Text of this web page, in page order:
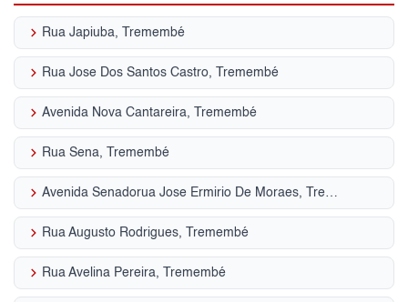
keyboard_arrow_right Rua Japiuba, Tremembé
keyboard_arrow_right Rua Jose Dos Santos Castro, Tremembé
keyboard_arrow_right Avenida Nova Cantareira, Tremembé
keyboard_arrow_right Rua Sena, Tremembé
keyboard_arrow_right Avenida Senadorua Jose Ermirio De Moraes, Tremembé
keyboard_arrow_right Rua Augusto Rodrigues, Tremembé
keyboard_arrow_right Rua Avelina Pereira, Tremembé